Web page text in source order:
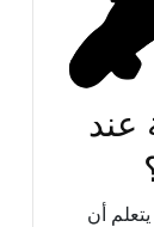
عند
أن